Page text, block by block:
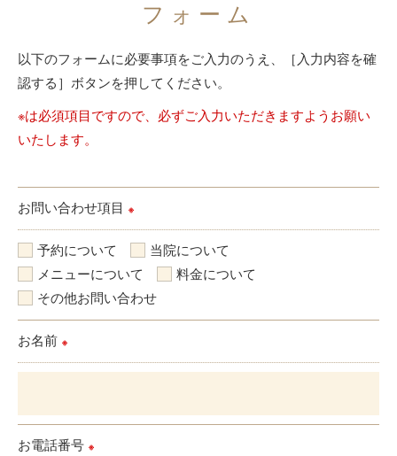
フォーム
以下のフォームに必要事項をご入力のうえ、［入力内容を確
認する］ボタンを押してください。
※は必須項目ですので、必ずご入力いただきますようお願い
いたします。
お問い合わせ項目 ※
予約について
当院について
メニューについて
料金について
その他お問い合わせ
お名前 ※
お電話番号 ※